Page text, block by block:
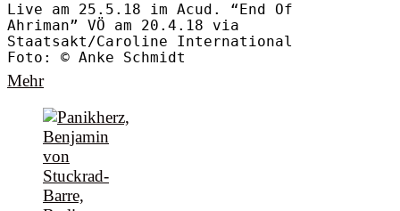
Live am 25.5.18 im Acud. “End Of
Ahriman” VÖ am 20.4.18 via
Staatsakt/Caroline International
Foto: © Anke Schmidt
Mehr